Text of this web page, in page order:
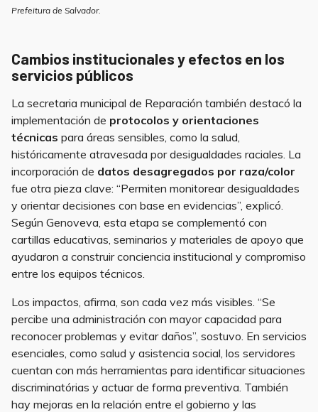
Prefeitura de Salvador.
Cambios institucionales y efectos en los
servicios públicos
La secretaria municipal de Reparación también destacó la
implementación de protocolos y orientaciones
técnicas para áreas sensibles, como la salud,
históricamente atravesada por desigualdades raciales. La
incorporación de datos desagregados por raza/color
fue otra pieza clave: “Permiten monitorear desigualdades
y orientar decisiones con base en evidencias”, explicó.
Según Genoveva, esta etapa se complementó con
cartillas educativas, seminarios y materiales de apoyo que
ayudaron a construir conciencia institucional y compromiso
entre los equipos técnicos.
Los impactos, afirma, son cada vez más visibles. “Se
percibe una administración con mayor capacidad para
reconocer problemas y evitar daños”, sostuvo. En servicios
esenciales, como salud y asistencia social, los servidores
cuentan con más herramientas para identificar situaciones
discriminatórias y actuar de forma preventiva. También
hay mejoras en la relación entre el gobierno y las